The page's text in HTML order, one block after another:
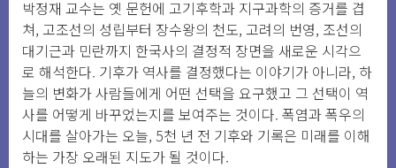
박정재 교수는 옛 문헌에 고기후학과 지구과학의 증거를 겹
쳐, 고조선의 성립부터 장수왕의 천도, 고려의 번영, 조선의
대기근과 민란까지 한국사의 결정적 장면을 새로운 시각으
로 해석한다. 기후가 역사를 결정했다는 이야기가 아니라, 하
늘의 변화가 사람들에게 어떤 선택을 요구했고 그 선택이 역
사를 어떻게 바꾸었는지를 보여주는 것이다. 폭염과 폭우의
시대를 살아가는 오늘, 5천 년 전 기후와 기록은 미래를 이해
하는 가장 오래된 지도가 될 것이다.